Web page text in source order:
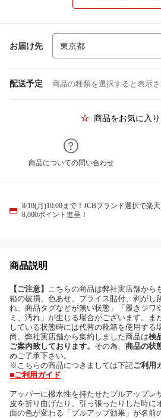
お届け先
配送予定 商品の種類を選択すると表示
商品をお気に入
商品についての問い合わせ
8/10(月)10:00まで！JCBブランド選択で楽
8,000ポイント進呈！
商品説明
【ご注意】 こちらの商品は弊社実店舗から
箱の破損、色あせ、プライス貼付、剥がし
れ、商品タグなどが無い状態」「履きジワ
ミ、汚れ」が生じる場合がございます。ま
している状態時には代替の靴箱を使用する
尚、弊社実店舗から集約しました商品は検
ご案内致しております。 その為、 商品の状
めご了承下さい。
※こちらの商品につきましては下記ご利用
■ご利用ガイド
アッパーに撥水性を持たせたプルアップレ
皮を折り曲げたり、引っ張ったりした時に
面の色が変わる「プルアップ効果」が名前